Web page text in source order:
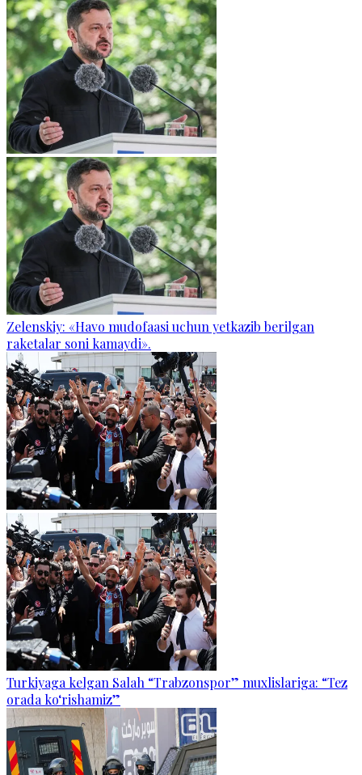
Zelenskiy: «Havo mudofaasi uchun yetkazib berilgan
raketalar soni kamaydi».
Turkiyaga kelgan Salah “Trabzonspor” muxlislariga: “Tez
orada ko‘rishamiz”